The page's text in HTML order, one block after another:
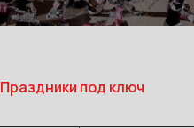
Праздники под ключ